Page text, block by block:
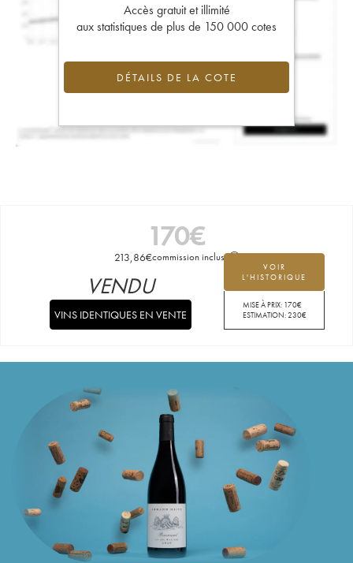
Accès gratuit et illimité
aux statistiques de plus de 150 000 cotes
DÉTAILS DE LA COTE
170€
213,86€commission incluse
VOIR
L'HISTORIQUE
MISE À PRIX: 170€
ESTIMATION:230€
VENDU
VINS IDENTIQUES EN VENTE